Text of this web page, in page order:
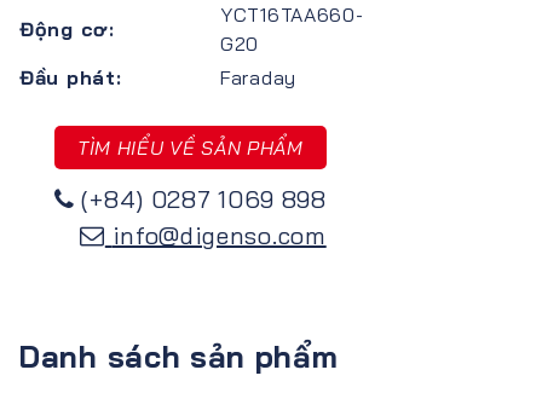
Động cơ:
YCT16TAA660-
G20
Đầu phát:
Faraday
TÌM HIỂU VỀ SẢN PHẨM
(+84) 0287 1069 898
info@digenso.com
Danh sách sản phẩm